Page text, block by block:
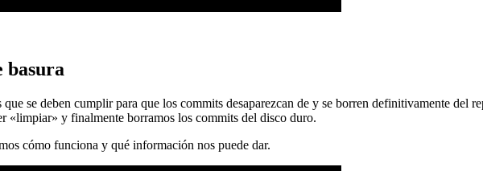
basura
se deben cumplir para que los commits desaparezcan de y se borren definitivamente del
«limpiar» y finalmente borramos los commits del disco duro.
cómo funciona y qué información nos puede dar.